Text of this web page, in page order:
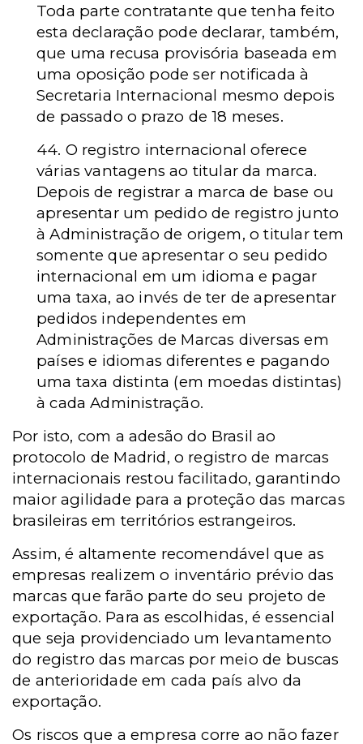
Toda parte contratante que tenha feito
esta declaração pode declarar, também,
que uma recusa provisória baseada em
uma oposição pode ser notificada à
Secretaria Internacional mesmo depois
de passado o prazo de 18 meses.
44. O registro internacional oferece
várias vantagens ao titular da marca.
Depois de registrar a marca de base ou
apresentar um pedido de registro junto
à Administração de origem, o titular tem
somente que apresentar o seu pedido
internacional em um idioma e pagar
uma taxa, ao invés de ter de apresentar
pedidos independentes em
Administrações de Marcas diversas em
países e idiomas diferentes e pagando
uma taxa distinta (em moedas distintas)
à cada Administração.
Por isto, com a adesão do Brasil ao
protocolo de Madrid, o registro de marcas
internacionais restou facilitado, garantindo
maior agilidade para a proteção das marcas
brasileiras em territórios estrangeiros.
Assim, é altamente recomendável que as
empresas realizem o inventário prévio das
marcas que farão parte do seu projeto de
exportação. Para as escolhidas, é essencial
que seja providenciado um levantamento
do registro das marcas por meio de buscas
de anterioridade em cada país alvo da
exportação.
Os riscos que a empresa corre ao não fazer